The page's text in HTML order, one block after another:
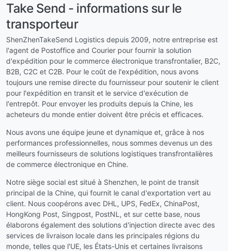
Take Send - informations sur le
transporteur
ShenZhenTakeSend Logistics depuis 2009, notre entreprise est
l'agent de Postoffice and Courier pour fournir la solution
d'expédition pour le commerce électronique transfrontalier, B2C,
B2B, C2C et C2B. Pour le coût de l'expédition, nous avons
toujours une remise directe du fournisseur pour soutenir le client
pour l'expédition en transit et le service d'exécution de
l'entrepôt. Pour envoyer les produits depuis la Chine, les
acheteurs du monde entier doivent être précis et efficaces.
Nous avons une équipe jeune et dynamique et, grâce à nos
performances professionnelles, nous sommes devenus un des
meilleurs fournisseurs de solutions logistiques transfrontalières
de commerce électronique en Chine.
Notre siège social est situé à Shenzhen, le point de transit
principal de la Chine, qui fournit le canal d'exportation vert au
client. Nous coopérons avec DHL, UPS, FedEx, ChinaPost,
HongKong Post, Singpost, PostNL, et sur cette base, nous
élaborons également des solutions d'injection directe avec des
services de livraison locale dans les principales régions du
monde, telles que l'UE, les États-Unis et certaines livraisons